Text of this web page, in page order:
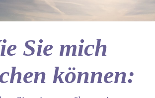
Sie mich
können: